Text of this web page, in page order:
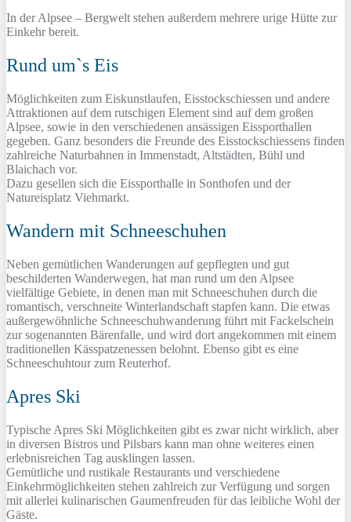
In der Alpsee – Bergwelt stehen außerdem mehrere urige Hütte zur
Einkehr bereit.
Rund um`s Eis
Möglichkeiten zum Eiskunstlaufen, Eisstockschiessen und andere
Attraktionen auf dem rutschigen Element sind auf dem großen
Alpsee, sowie in den verschiedenen ansässigen Eissporthallen
gegeben. Ganz besonders die Freunde des Eisstockschiessens finden
zahlreiche Naturbahnen in Immenstadt, Altstädten, Bühl und
Blaichach vor.
Dazu gesellen sich die Eissporthalle in Sonthofen und der
Natureisplatz Viehmarkt.
Wandern mit Schneeschuhen
Neben gemütlichen Wanderungen auf gepflegten und gut
beschilderten Wanderwegen, hat man rund um den Alpsee
vielfältige Gebiete, in denen man mit Schneeschuhen durch die
romantisch, verschneite Winterlandschaft stapfen kann. Die etwas
außergewöhnliche Schneeschuhwanderung führt mit Fackelschein
zur sogenannten Bärenfalle, und wird dort angekommen mit einem
traditionellen Kässpatzenessen belohnt. Ebenso gibt es eine
Schneeschuhtour zum Reuterhof.
Apres Ski
Typische Apres Ski Möglichkeiten gibt es zwar nicht wirklich, aber
in diversen Bistros und Pilsbars kann man ohne weiteres einen
erlebnisreichen Tag ausklingen lassen.
Gemütliche und rustikale Restaurants und verschiedene
Einkehrmöglichkeiten stehen zahlreich zur Verfügung und sorgen
mit allerlei kulinarischen Gaumenfreuden für das leibliche Wohl der
Gäste.